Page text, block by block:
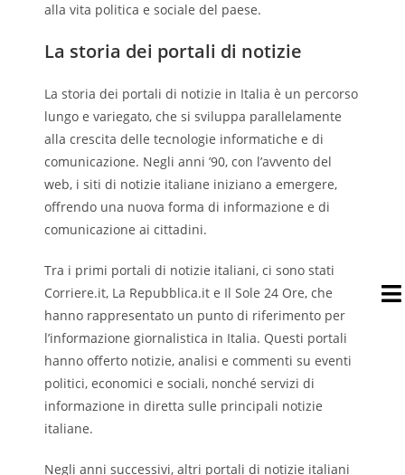
alla vita politica e sociale del paese.
La storia dei portali di notizie
La storia dei portali di notizie in Italia è un percorso
lungo e variegato, che si sviluppa parallelamente
alla crescita delle tecnologie informatiche e di
comunicazione. Negli anni ’90, con l’avvento del
web, i siti di notizie italiane iniziano a emergere,
offrendo una nuova forma di informazione e di
comunicazione ai cittadini.
Tra i primi portali di notizie italiani, ci sono stati
Corriere.it, La Repubblica.it e Il Sole 24 Ore, che
hanno rappresentato un punto di riferimento per
l’informazione giornalistica in Italia. Questi portali
hanno offerto notizie, analisi e commenti su eventi
politici, economici e sociali, nonché servizi di
informazione in diretta sulle principali notizie
italiane.
Negli anni successivi, altri portali di notizie italiani